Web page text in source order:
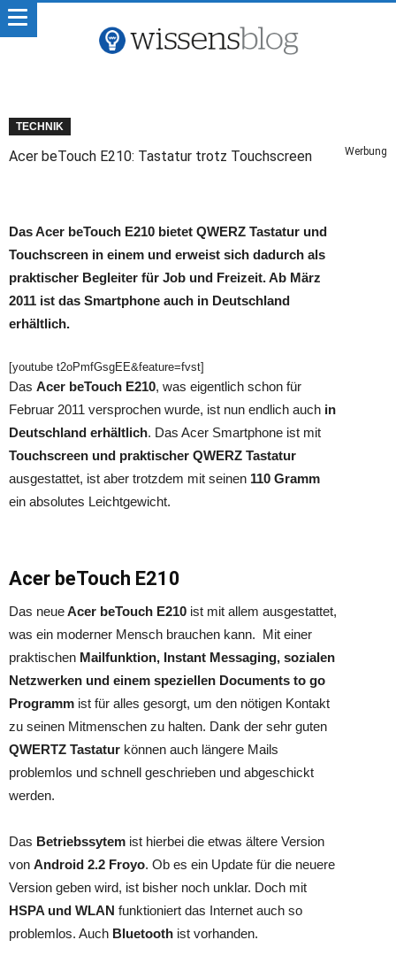
TECHNIK
Acer beTouch E210: Tastatur trotz Touchscreen Werbung
Das Acer beTouch E210 bietet QWERZ Tastatur und
Touchscreen in einem und erweist sich dadurch als
praktischer Begleiter für Job und Freizeit. Ab März
2011 ist das Smartphone auch in Deutschland
erhältlich.
[youtube t2oPmfGsgEE&feature=fvst]
Das Acer beTouch E210, was eigentlich schon für
Februar 2011 versprochen wurde, ist nun endlich auch in
Deutschland erhältlich. Das Acer Smartphone ist mit
Touchscreen und praktischer QWERZ Tastatur
ausgestattet, ist aber trotzdem mit seinen 110 Gramm
ein absolutes Leichtgewicht.
Acer beTouch E210
Das neueAcer beTouch E210 ist mit allem ausgestattet,
was ein moderner Mensch brauchen kann. Mit einer
praktischen Mailfunktion, Instant Messaging, sozialen
Netzwerken und einem speziellen Documents to go
Programm ist für alles gesorgt, um den nötigen Kontakt
zu seinen Mitmenschen zu halten. Dank der sehr guten
QWERTZ Tastatur können auch längere Mails
problemlos und schnell geschrieben und abgeschickt
werden.
Das Betriebssytem ist hierbei die etwas ältere Version
von Android 2.2 Froyo. Ob es ein Update für die neuere
Version geben wird, ist bisher noch unklar. Doch mit
HSPA und WLAN funktioniert das Internet auch so
problemlos. Auch Bluetooth ist vorhanden.